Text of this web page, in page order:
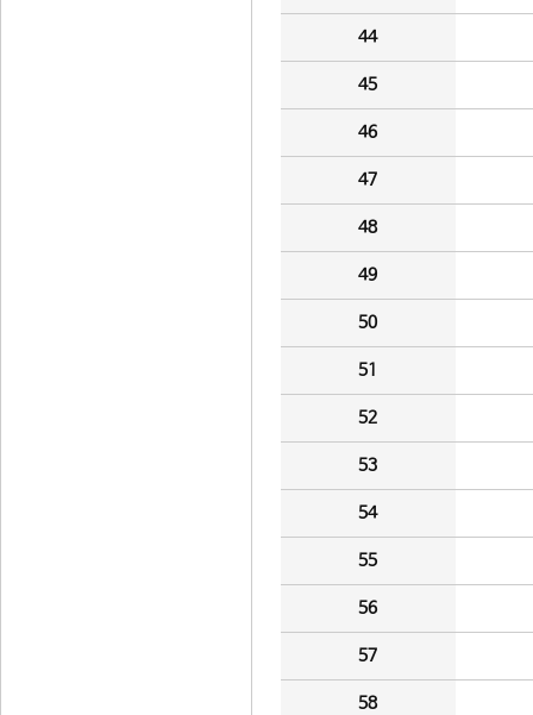
44
45
46
47
48
49
50
51
52
53
54
55
56
57
58